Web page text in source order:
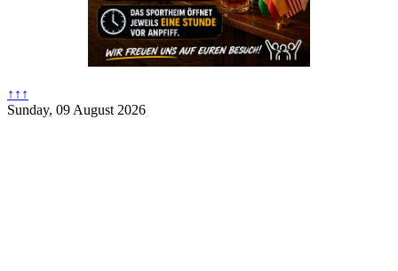
↑↑↑
Sunday, 09 August 2026